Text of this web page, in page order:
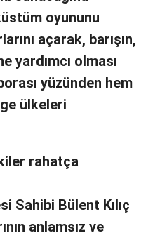
oyununu
açarak, barışın,
yardımcı olması
yüzünden hem
ülkeleri
rahatça
Sahibi Bülent Kılıç
anlamsız ve